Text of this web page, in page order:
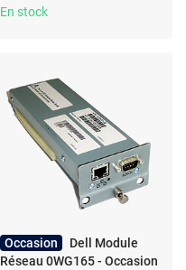
En stock
Occasion
Dell Module
Réseau 0WG165 - Occasion